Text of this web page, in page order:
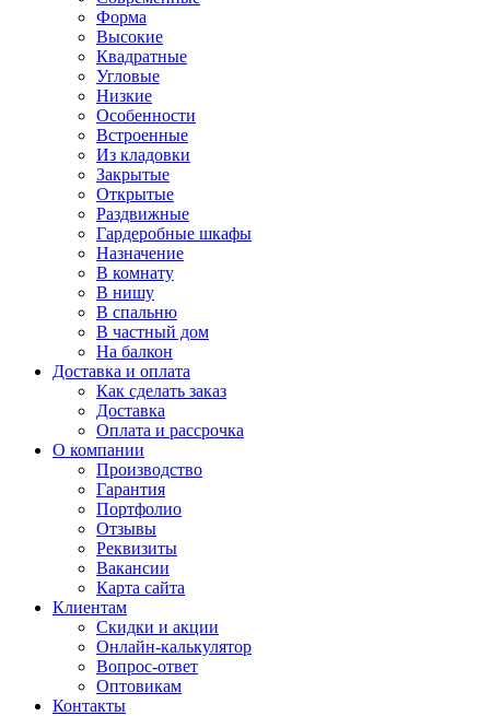
Форма
Высокие
Квадратные
Угловые
Низкие
Особенности
Встроенные
Из кладовки
Закрытые
Открытые
Раздвижные
Гардеробные шкафы
Назначение
В комнату
В нишу
В спальню
В частный дом
На балкон
Доставка и оплата
Как сделать заказ
Доставка
Оплата и рассрочка
О компании
Производство
Гарантия
Портфолио
Отзывы
Реквизиты
Вакансии
Карта сайта
Клиентам
Скидки и акции
Онлайн-калькулятор
Вопрос-ответ
Оптовикам
Контакты